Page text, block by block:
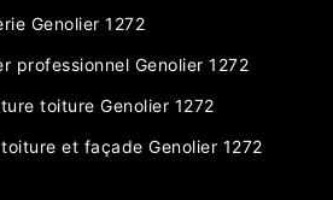
Genolier 1272
professionnel Genolier 1272
toiture Genolier 1272
et façade Genolier 1272